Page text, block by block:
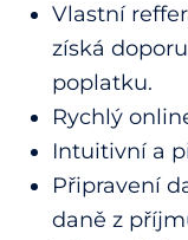
Vlastní
získá
poplatku.
Rychlý
Intuitivní a
Připravení
daně z